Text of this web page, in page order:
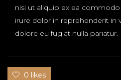
nisi ut aliquip ex ea
irure dolor in reprehenderit in
dolore eu fugiat nulla pariatur.
0 likes